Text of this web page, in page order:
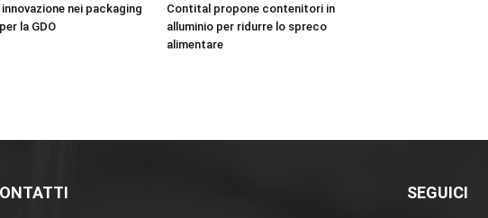
innovazione nei packaging
la GDO
Contital propone contenitori in
alluminio per ridurre lo spreco
alimentare
SEGUICI